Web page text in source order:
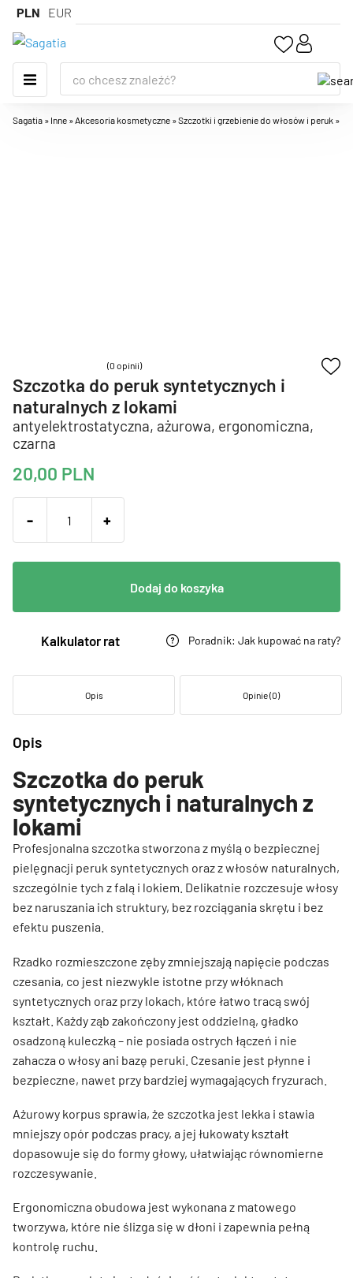
PLN EUR
Sagatia » Inne »Akcesoria kosmetyczne »Szczotki i grzebienie do włosów i peruk »
(0 opinii)
Szczotka do peruk syntetycznych i
naturalnych z lokami
antyelektrostatyczna, ażurowa, ergonomiczna,
czarna
20,00 PLN
- +
Dodaj do koszyka
Kalkulator rat Poradnik: Jak kupować na raty?
Opis Opinie (0)
Opis
Szczotka do peruk
syntetycznych i naturalnych z
lokami
Profesjonalna szczotka stworzona z myślą o bezpiecznej
pielęgnacji peruk syntetycznych oraz z włosów naturalnych,
szczególnie tych z falą i lokiem. Delikatnie rozczesuje włosy
bez naruszania ich struktury, bez rozciągania skrętu i bez
efektu puszenia.
Rzadko rozmieszczone zęby zmniejszają napięcie podczas
czesania, co jest niezwykle istotne przy włóknach
syntetycznych oraz przy lokach, które łatwo tracą swój
kształt. Każdy ząb zakończony jest oddzielną, gładko
osadzoną kuleczką – nie posiada ostrych łączeń i nie
zahacza o włosy ani bazę peruki. Czesanie jest płynne i
bezpieczne, nawet przy bardziej wymagających fryzurach.
Ażurowy korpus sprawia, że szczotka jest lekka i stawia
mniejszy opór podczas pracy, a jej łukowaty kształt
dopasowuje się do formy głowy, ułatwiając równomierne
rozczesywanie.
Ergonomiczna obudowa jest wykonana z matowego
tworzywa, które nie ślizga się w dłoni i zapewnia pełną
kontrolę ruchu.